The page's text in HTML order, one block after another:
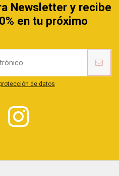
Newsletter y recibe
en tu próximo
de datos